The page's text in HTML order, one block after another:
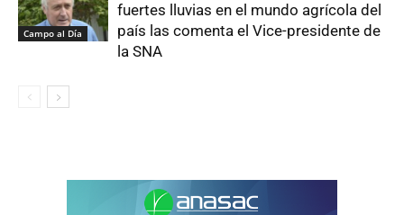
Campo al Día
fuertes lluvias en el mundo agrícola del
país las comenta el Vice-presidente de
la SNA